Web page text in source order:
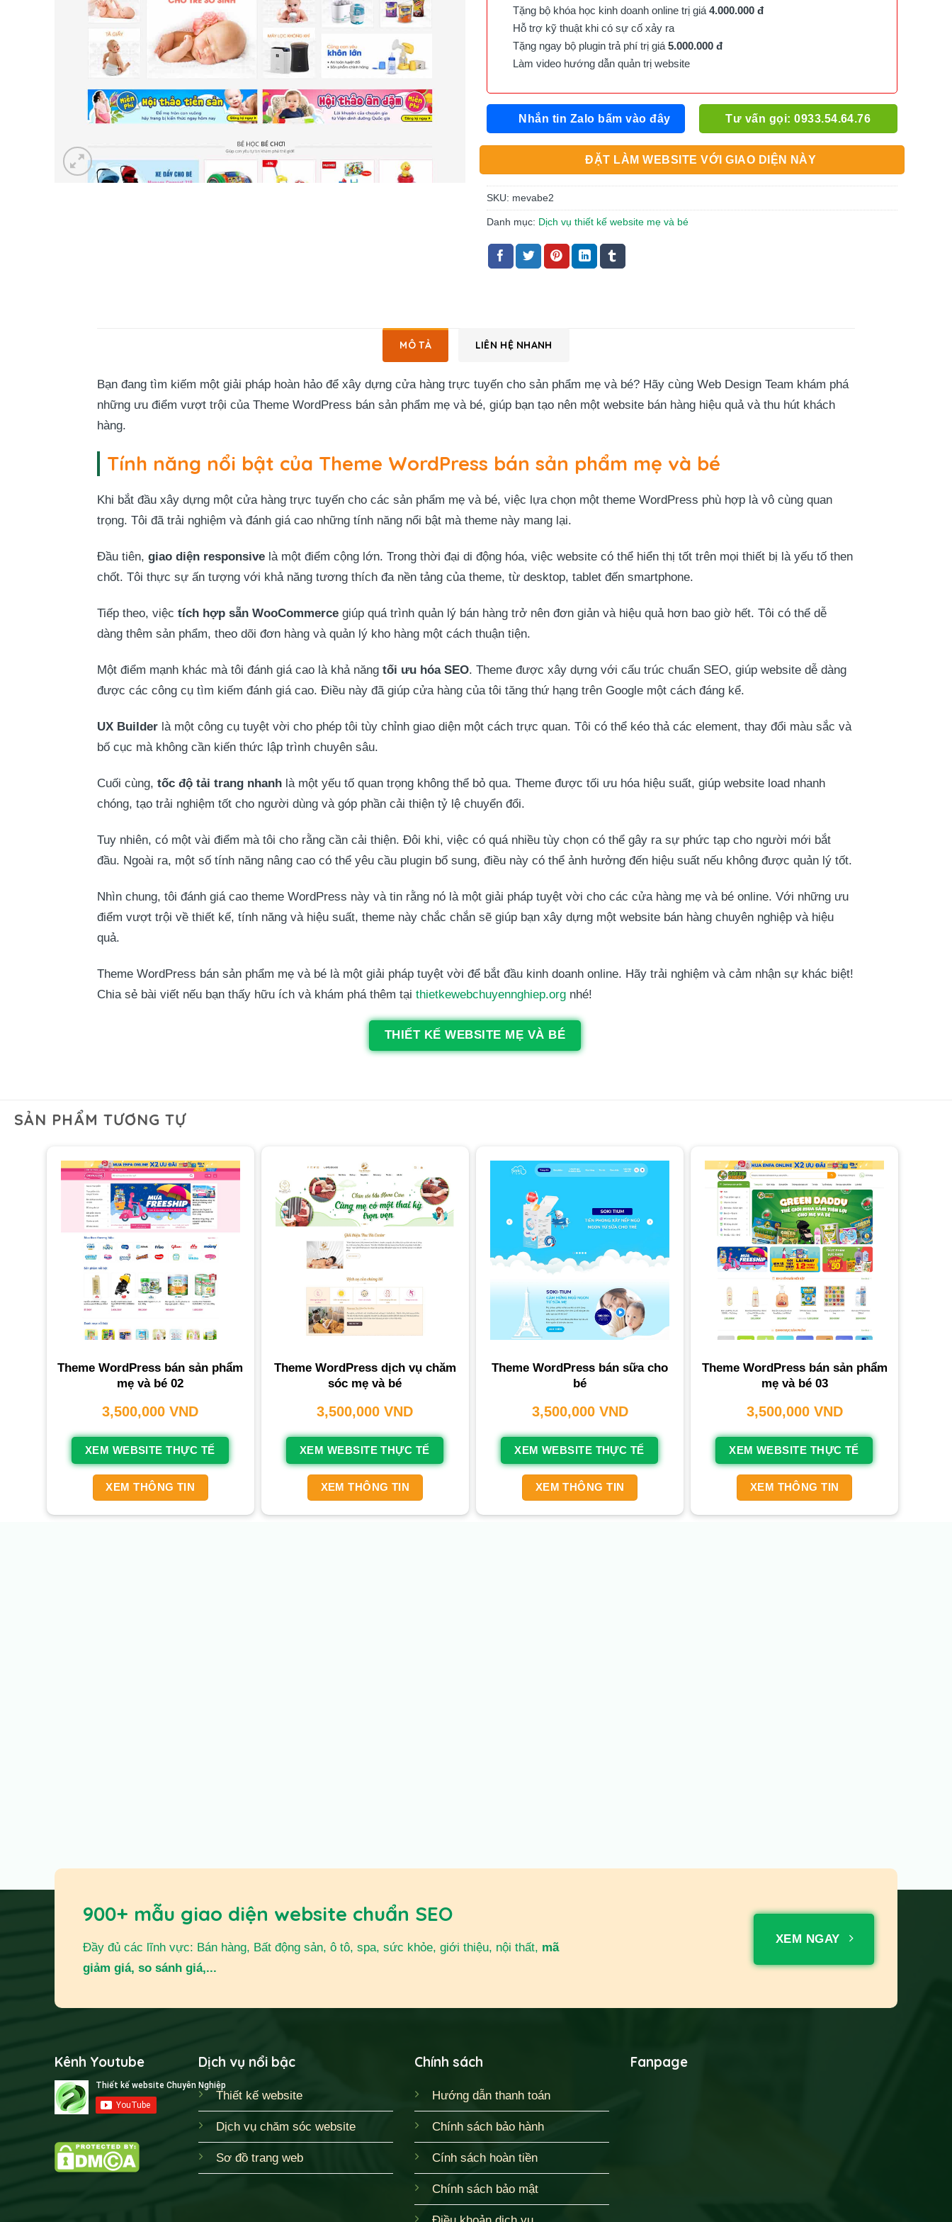
Tặng bộ khóa học kinh doanh online trị giá 4.000.000 đ
Hỗ trợ kỹ thuật khi có sự cố xảy ra
Tặng ngay bộ plugin trả phí trị giá 5.000.000 đ
Làm video hướng dẫn quản trị website
Nhắn tin Zalo bấm vào đây Tư vấn gọi: 0933.54.64.76
ĐẶT LÀM WEBSITE VỚI GIAO DIỆN NÀY
SKU: mevabe2
Danh mục: Dịch vụ thiết kế website mẹ và bé
MÔ TẢ LIÊN HỆ NHANH
Bạn đang tìm kiếm một giải pháp hoàn hảo để xây dựng cửa hàng trực tuyến cho sản phẩm mẹ và bé? Hãy cùng Web Design Team khám phá
những ưu điểm vượt trội của Theme WordPress bán sản phẩm mẹ và bé, giúp bạn tạo nên một website bán hàng hiệu quả và thu hút khách
hàng.
Tính năng nổi bật của Theme WordPress bán sản phẩm mẹ và bé
Khi bắt đầu xây dựng một cửa hàng trực tuyến cho các sản phẩm mẹ và bé, việc lựa chọn một theme WordPress phù hợp là vô cùng quan
trọng. Tôi đã trải nghiệm và đánh giá cao những tính năng nổi bật mà theme này mang lại.
Đầu tiên, giao diện responsive là một điểm cộng lớn. Trong thời đại di động hóa, việc website có thể hiển thị tốt trên mọi thiết bị là yếu tố then
chốt. Tôi thực sự ấn tượng với khả năng tương thích đa nền tảng của theme, từ desktop, tablet đến smartphone.
Tiếp theo, việc tích hợp sẵn WooCommerce giúp quá trình quản lý bán hàng trở nên đơn giản và hiệu quả hơn bao giờ hết. Tôi có thể dễ
dàng thêm sản phẩm, theo dõi đơn hàng và quản lý kho hàng một cách thuận tiện.
Một điểm mạnh khác mà tôi đánh giá cao là khả năng tối ưu hóa SEO. Theme được xây dựng với cấu trúc chuẩn SEO, giúp website dễ dàng
được các công cụ tìm kiếm đánh giá cao. Điều này đã giúp cửa hàng của tôi tăng thứ hạng trên Google một cách đáng kể.
UX Builder là một công cụ tuyệt vời cho phép tôi tùy chỉnh giao diện một cách trực quan. Tôi có thể kéo thả các element, thay đổi màu sắc và
bố cục mà không cần kiến thức lập trình chuyên sâu.
Cuối cùng, tốc độ tải trang nhanh là một yếu tố quan trọng không thể bỏ qua. Theme được tối ưu hóa hiệu suất, giúp website load nhanh
chóng, tạo trải nghiệm tốt cho người dùng và góp phần cải thiện tỷ lệ chuyển đổi.
Tuy nhiên, có một vài điểm mà tôi cho rằng cần cải thiện. Đôi khi, việc có quá nhiều tùy chọn có thể gây ra sự phức tạp cho người mới bắt
đầu. Ngoài ra, một số tính năng nâng cao có thể yêu cầu plugin bổ sung, điều này có thể ảnh hưởng đến hiệu suất nếu không được quản lý tốt.
Nhìn chung, tôi đánh giá cao theme WordPress này và tin rằng nó là một giải pháp tuyệt vời cho các cửa hàng mẹ và bé online. Với những ưu
điểm vượt trội về thiết kế, tính năng và hiệu suất, theme này chắc chắn sẽ giúp bạn xây dựng một website bán hàng chuyên nghiệp và hiệu
quả.
Theme WordPress bán sản phẩm mẹ và bé là một giải pháp tuyệt vời để bắt đầu kinh doanh online. Hãy trải nghiệm và cảm nhận sự khác biệt!
Chia sẻ bài viết nếu bạn thấy hữu ích và khám phá thêm tại thietkewebchuyennghiep.org nhé!
THIẾT KẾ WEBSITE MẸ VÀ BÉ
SẢN PHẨM TƯƠNG TỰ
Theme WordPress bán sản phẩm
mẹ và bé 02
3,500,000VND
XEM WEBSITE THỰC TẾ
XEM THÔNG TIN
Theme WordPress dịch vụ chăm
sóc mẹ và bé
3,500,000VND
XEM WEBSITE THỰC TẾ
XEM THÔNG TIN
Theme WordPress bán sữa cho
bé
3,500,000 VND
XEM WEBSITE THỰC TẾ
XEM THÔNG TIN
Theme WordPress bán sản phẩm
mẹ và bé 03
3,500,000 VND
XEM WEBSITE THỰC TẾ
XEM THÔNG TIN
900+ mẫu giao diện website chuẩn SEO
Đầy đủ các lĩnh vực: Bán hàng, Bất động sản, ô tô, spa, sức khỏe, giới thiệu, nội thất, mã
giảm giá, so sánh giá,...
XEM NGAY
Kênh Youtube Dịch vụ nổi bậc
Thiết kế website
Dịch vụ chăm sóc website
Sơ đồ trang web
Chính sách
Hướng dẫn thanh toán
Chính sách bảo hành
Cính sách hoàn tiền
Chính sách bảo mật
Fanpage